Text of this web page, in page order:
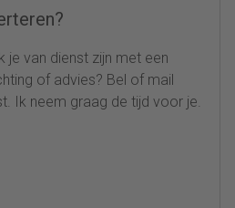
je van dienst zijn met een
of advies? Bel of mail
Ik neem graag de tijd voor je.